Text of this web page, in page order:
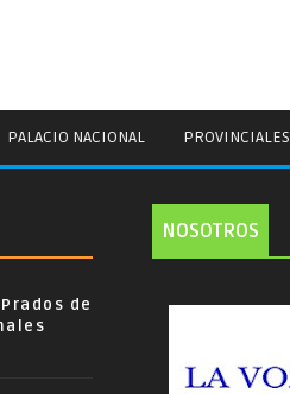
PALACIO NACIONAL PROVINCIALES
de
NOSOTROS